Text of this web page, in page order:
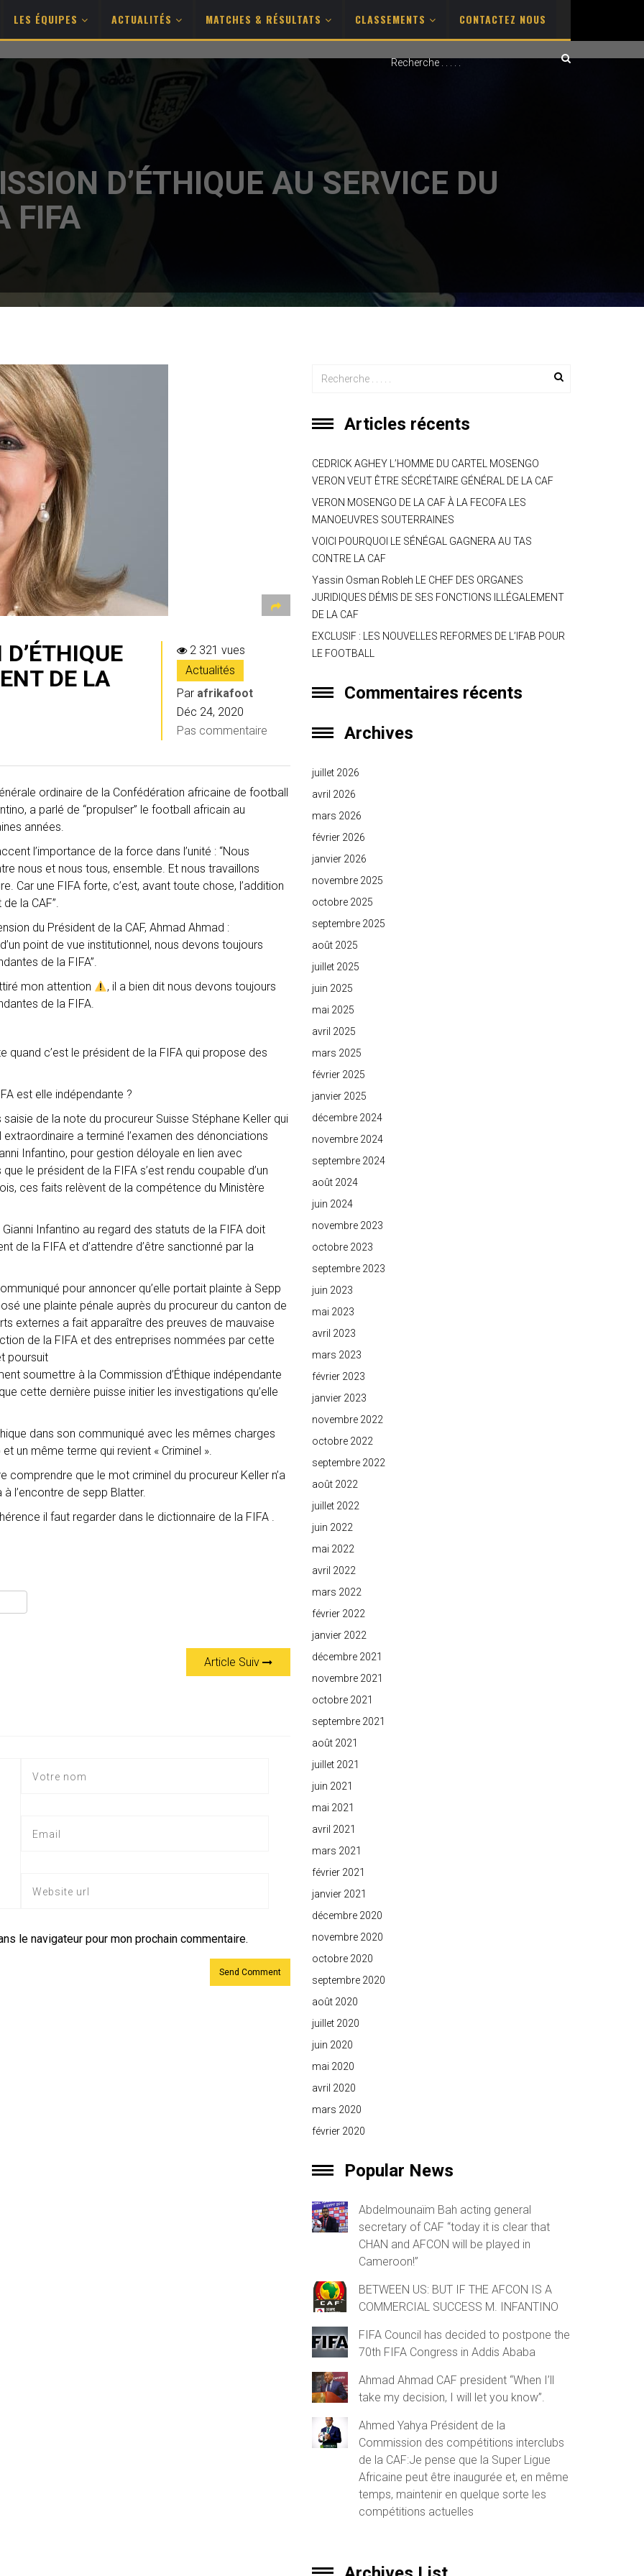
LES ÉQUIPES ACTUALITÉS MATCHES & RÉSULTATS CLASSEMENTS CONTACTEZ NOUS
D’ÉTHIQUE AU SERVICE DU
FIFA
DE LA
2 321 vues
Actualités
Par afrikafoot
Déc 24, 2020
Pas commentaire
ordinaire de la Confédération africaine de football
a parlé de “propulser” le football africain au
années.
l’importance de la force dans l’unité : “Nous
nous et nous tous, ensemble. Et nous travaillons
Car une FIFA forte, c’est, avant toute chose, l’addition
la CAF”.
du Président de la CAF, Ahmad Ahmad :
point de vue institutionnel, nous devons toujours
de la FIFA”.
mon attention
, il a bien dit nous devons toujours
de la FIFA.
c’est le président de la FIFA qui propose des
est elle indépendante ?
de la note du procureur Suisse Stéphane Keller qui
a terminé l’examen des dénonciations
Infantino, pour gestion déloyale en lien avec
le président de la FIFA s’est rendu coupable d’un
ces faits relèvent de la compétence du Ministère
Infantino au regard des statuts de la FIFA doit
de la FIFA et d’attendre d’être sanctionné par la
pour annoncer qu’elle portait plainte à Sepp
une plainte pénale auprès du procureur du canton de
externes a fait apparaître des preuves de mauvaise
de la FIFA et des entreprises nommées par cette
poursuit
soumettre à la Commission d’Éthique indépendante
cette dernière puisse initier les investigations qu’elle
dans son communiqué avec les mêmes charges
un même terme qui revient « Criminel ».
comprendre que le mot criminel du procureur Keller n’a
l’encontre de sepp Blatter.
il faut regarder dans le dictionnaire de la FIFA .
Article Suiv
le navigateur pour mon prochain commentaire.
Articles récents
CEDRICK AGHEY L’HOMME DU CARTEL MOSENGO
VERON VEUT ÊTRE SÉCRÉTAIRE GÉNÉRAL DE LA CAF
VERON MOSENGO DE LA CAF À LA FECOFA LES
MANOEUVRES SOUTERRAINES
VOICI POURQUOI LE SÉNÉGAL GAGNERA AU TAS
CONTRE LA CAF
Yassin Osman Robleh LE CHEF DES ORGANES
JURIDIQUES DÉMIS DE SES FONCTIONS ILLÉGALEMENT
DE LA CAF
EXCLUSIF : LES NOUVELLES REFORMES DE L’IFAB POUR
LE FOOTBALL
Commentaires récents
Archives
juillet 2026
avril 2026
mars 2026
février 2026
janvier 2026
novembre 2025
octobre 2025
septembre 2025
août 2025
juillet 2025
juin 2025
mai 2025
avril 2025
mars 2025
février 2025
janvier 2025
décembre 2024
novembre 2024
septembre 2024
août 2024
juin 2024
novembre 2023
octobre 2023
septembre 2023
juin 2023
mai 2023
avril 2023
mars 2023
février 2023
janvier 2023
novembre 2022
octobre 2022
septembre 2022
août 2022
juillet 2022
juin 2022
mai 2022
avril 2022
mars 2022
février 2022
janvier 2022
décembre 2021
novembre 2021
octobre 2021
septembre 2021
août 2021
juillet 2021
juin 2021
mai 2021
avril 2021
mars 2021
février 2021
janvier 2021
décembre 2020
novembre 2020
octobre 2020
septembre 2020
août 2020
juillet 2020
juin 2020
mai 2020
avril 2020
mars 2020
février 2020
Popular News
Abdelmounaïm Bah acting general
secretary of CAF “today it is clear that
CHAN and AFCON will be played in
Cameroon!”
BETWEEN US: BUT IF THE AFCON IS A
COMMERCIAL SUCCESS M. INFANTINO
FIFA Council has decided to postpone the
70th FIFA Congress in Addis Ababa
Ahmad Ahmad CAF president “When I’ll
take my decision, I will let you know”.
Ahmed Yahya Président de la
Commission des compétitions interclubs
de la CAF:Je pense que la Super Ligue
Africaine peut être inaugurée et, en même
temps, maintenir en quelque sorte les
compétitions actuelles